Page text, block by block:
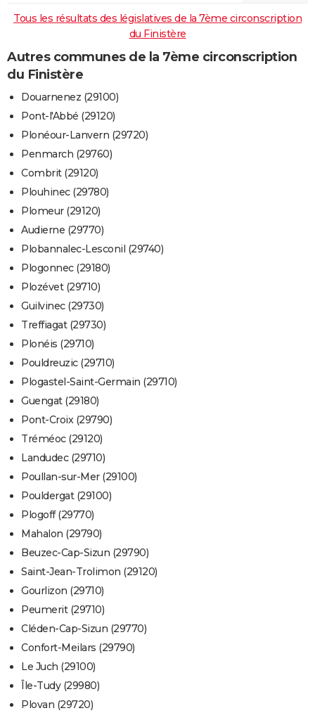
Tous les résultats des législatives de la 7ème circonscription
du Finistère
Autres communes de la 7ème circonscription
du Finistère
Douarnenez (29100)
Pont-l'Abbé (29120)
Plonéour-Lanvern (29720)
Penmarch (29760)
Combrit (29120)
Plouhinec (29780)
Plomeur (29120)
Audierne (29770)
Plobannalec-Lesconil (29740)
Plogonnec (29180)
Plozévet (29710)
Guilvinec (29730)
Treffiagat (29730)
Plonéis (29710)
Pouldreuzic (29710)
Plogastel-Saint-Germain (29710)
Guengat (29180)
Pont-Croix (29790)
Tréméoc (29120)
Landudec (29710)
Poullan-sur-Mer (29100)
Pouldergat (29100)
Plogoff (29770)
Mahalon (29790)
Beuzec-Cap-Sizun (29790)
Saint-Jean-Trolimon (29120)
Gourlizon (29710)
Peumerit (29710)
Cléden-Cap-Sizun (29770)
Confort-Meilars (29790)
Le Juch (29100)
Île-Tudy (29980)
Plovan (29720)